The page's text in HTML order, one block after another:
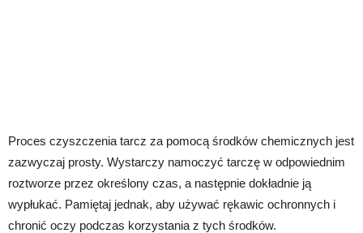
Proces czyszczenia tarcz za pomocą środków chemicznych jest
zazwyczaj prosty. Wystarczy namoczyć tarczę w odpowiednim
roztworze przez określony czas, a następnie dokładnie ją
wypłukać. Pamiętaj jednak, aby używać rękawic ochronnych i
chronić oczy podczas korzystania z tych środków.